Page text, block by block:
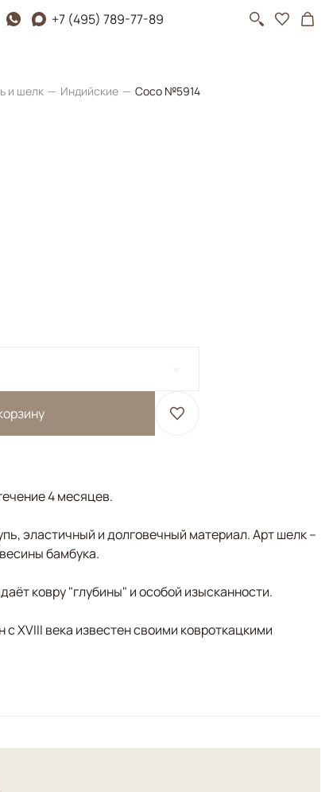
+7 (495) 789-77-89
и шелк Индийские Coco №5914
4 месяцев.
эластичный и долговечный материал. Арт шелк –
бамбука.
ковру "глубины" и особой изысканности.
XVIII века известен своими ковроткацкими
и фактура ковра не оставит вас равнодушными,